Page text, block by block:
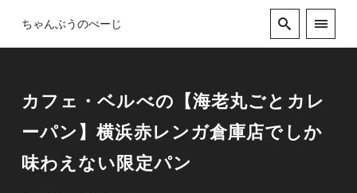
ちゃんぶうのぺーじ
カフェ・ベルべの【海老丸ごとカレ
ーパン】横浜赤レンガ倉庫店でしか
味わえない限定パン